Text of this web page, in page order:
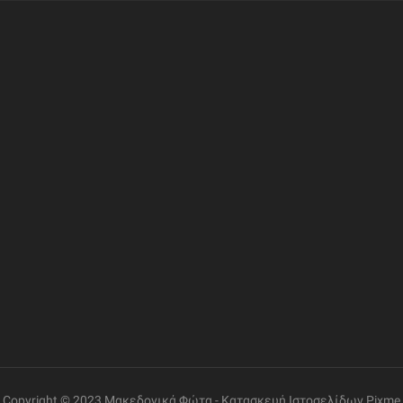
Copyright © 2023 Μακεδονικά Φώτα - Κατασκευή Ιστοσελίδων Pixme